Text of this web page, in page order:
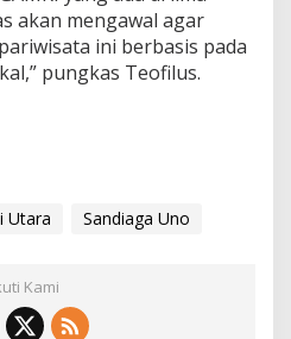
akan mengawal agar
ini berbasis pada
pungkas Teofilus.
Utara Sandiaga Uno
Kami